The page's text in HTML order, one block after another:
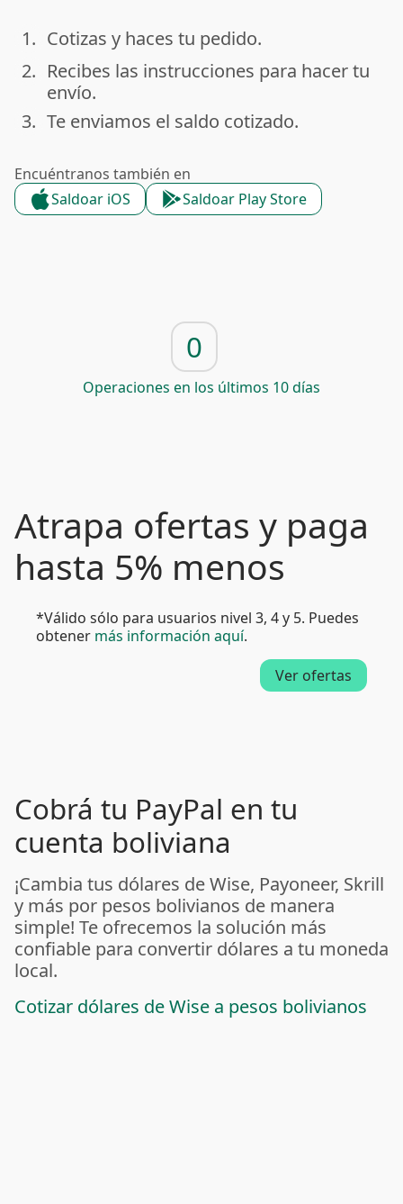
done
1. Cotizas y haces tu pedido.
done
2. Recibes las instrucciones para hacer tu
envío.
done
3. Te enviamos el saldo cotizado.
Encuéntranos también en
Saldoar iOS
Saldoar Play Store
0
Operaciones en los últimos 10 días
Atrapa ofertas y paga
hasta 5% menos
*Válido sólo para usuarios nivel 3, 4 y 5. Puedes
obtener más información aquí.
Ver ofertas
Cobrá tu PayPal en tu
cuenta boliviana
¡Cambia tus dólares de Wise, Payoneer, Skrill
y más por pesos bolivianos de manera
simple! Te ofrecemos la solución más
confiable para convertir dólares a tu moneda
local.
Cotizar dólares de Wise a pesos bolivianos